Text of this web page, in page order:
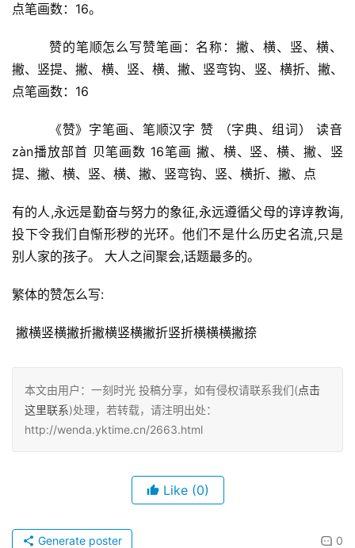
点笔画数：16。
撇、竖提、撇、横、竖、横、撇、竖弯钩、竖、横折、撇、
点笔画数：16
zàn播放部首 贝笔画数 16笔画 撇、横、竖、横、撇、竖
提、撇、横、竖、横、撇、竖弯钩、竖、横折、撇、点
有的人,永远是勤奋与努力的象征,永远遵循父母的谆谆教诲,
投下令我们自惭形秽的光环。他们不是什么历史名流,只是
别人家的孩子。 大人之间聚会,话题最多的。
繁体的赞怎么写:
撇横竖横撇折撇横竖横撇折竖折横横横撇捺
本文由用户：一刻时光 投稿分享，如有侵权请联系我们(点击
这里联系)处理，若转载，请注明出处：
http://wenda.yktime.cn/2663.html
Like (0)
0
Generate poster